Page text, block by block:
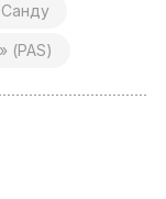
(PAS)